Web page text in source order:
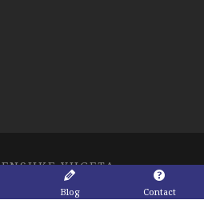
YUGETA
Blog Contact